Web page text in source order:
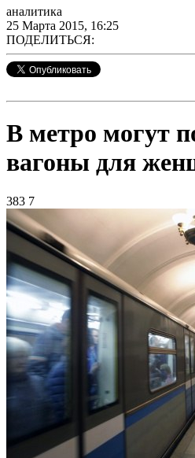
аналитика
25 Марта 2015, 16:25
ПОДЕЛИТЬСЯ:
В метро могут
вагоны для
383 7